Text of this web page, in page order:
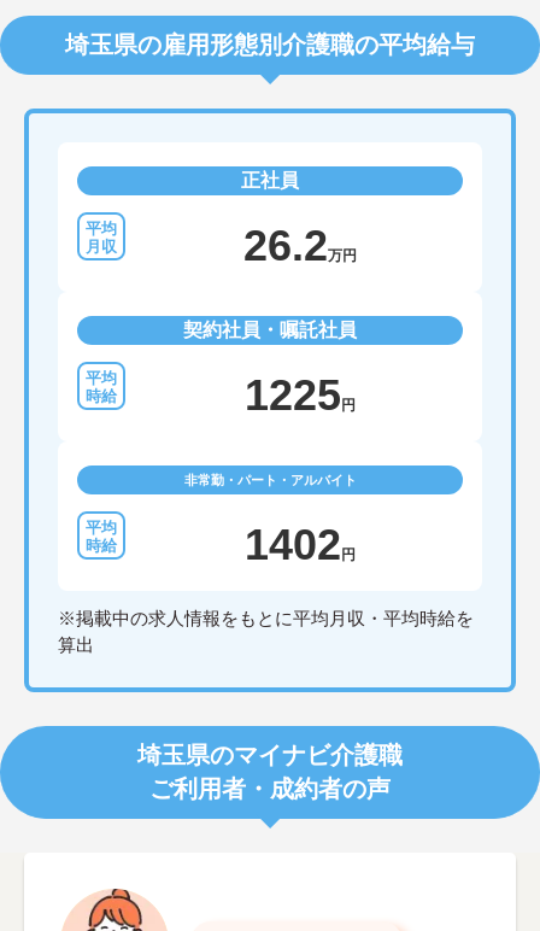
埼玉県の雇用形態別介護職の平均給与
正社員
26.2万円
契約社員・嘱託社員
1225 円
非常勤・パート・アルバイト
1402 円
※掲載中の求人情報をもとに平均月収・平均時給を
算出
埼玉県のマイナビ介護職
ご利用者・成約者の声